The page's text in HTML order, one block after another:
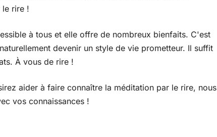
le rire !
à tous et elle offre de nombreux bienfaits. C'est
devenir un style de vie prometteur. Il suffit
À vous de rire !
aider à faire connaître la méditation par le rire, nous
vos connaissances !